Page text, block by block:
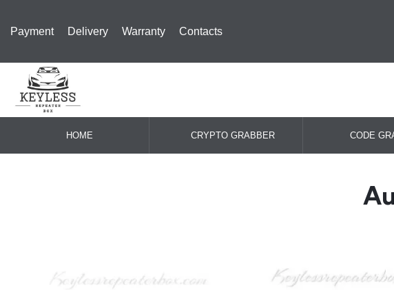
Payment Delivery Warranty Contacts
HOME CRYPTO GRABBER CODE